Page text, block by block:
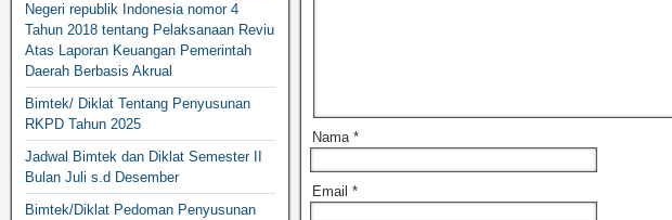
Nama *
Email *
Negeri republik Indonesia nomor 4
Tahun 2018 tentang Pelaksanaan Reviu
Atas Laporan Keuangan Pemerintah
Daerah Berbasis Akrual
Bimtek/ Diklat Tentang Penyusunan
RKPD Tahun 2025
Jadwal Bimtek dan Diklat Semester II
Bulan Juli s.d Desember
Bimtek/Diklat Pedoman Penyusunan